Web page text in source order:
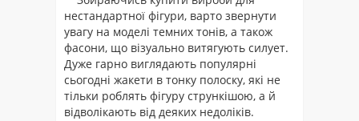
нестандартної фігури, варто звернути
увагу на моделі темних тонів, а також
фасони, що візуально витягують силует.
Дуже гарно виглядають популярні
сьогодні жакети в тонку полоску, які не
тільки роблять фігуру стрункішою, а й
відволікають від деяких недоліків.